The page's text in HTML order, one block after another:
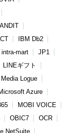
IBM Db2
intra-mart
JP1
LINEギフト
Media Logue
Azure
MOBI VOICE
OBIC7
OCR
NetSuite